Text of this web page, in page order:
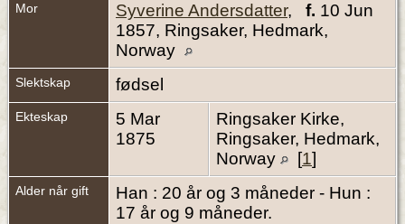
Mor Syverine Andersdatter, f. 10 Jun
1857, Ringsaker, Hedmark,
Norway
Slektskap fødsel
Ekteskap
5 Mar
1875
Ringsaker Kirke,
Ringsaker, Hedmark,
Norway
[1]
Alder når gift
Han : 20 år og 3 måneder - Hun :
17 år og 9 måneder.